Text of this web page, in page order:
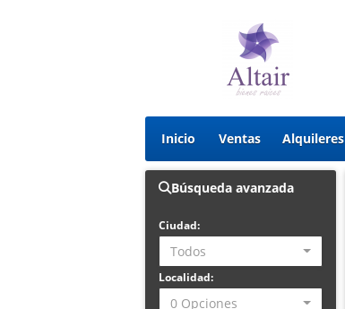
Inicio Ventas Alquileres
Búsqueda avanzada
Ciudad:
Todos
Localidad:
0 Opciones